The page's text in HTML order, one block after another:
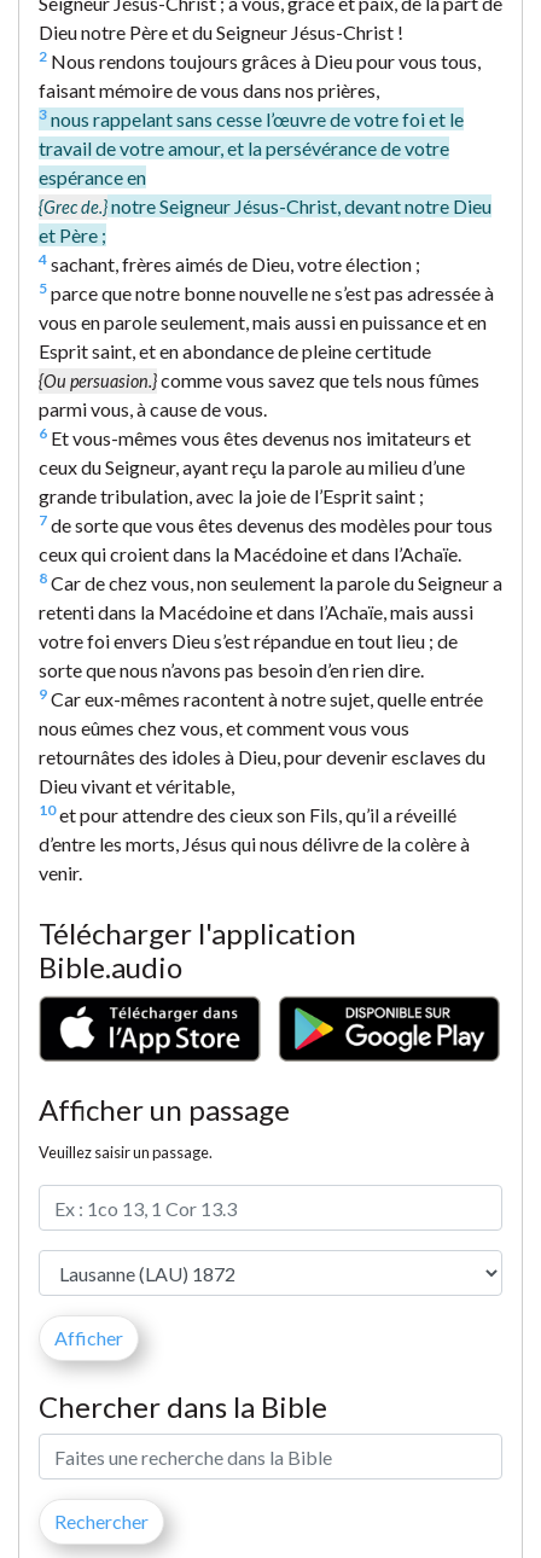
Dieu notre Père et du Seigneur Jésus-Christ !
2 Nous rendons toujours grâces à Dieu pour vous tous,
faisant mémoire de vous dans nos prières,
3 nous rappelant sans cesse l’œuvre de votre foi et le
travail de votre amour, et la persévérance de votre
espérance en
{Grec de.}notre Seigneur Jésus-Christ, devant notre Dieu
et Père ;
4 sachant, frères aimés de Dieu, votre élection ;
5 parce que notre bonne nouvelle ne s’est pas adressée à
vous en parole seulement, mais aussi en puissance et en
Esprit saint, et en abondance de pleine certitude
{Ou persuasion.}comme vous savez que tels nous fûmes
parmi vous, à cause de vous.
6 Et vous-mêmes vous êtes devenus nos imitateurs et
ceux du Seigneur, ayant reçu la parole au milieu d’une
grande tribulation, avec la joie de l’Esprit saint ;
7 de sorte que vous êtes devenus des modèles pour tous
ceux qui croient dans la Macédoine et dans l’Achaïe.
8 Car de chez vous, non seulement la parole du Seigneur a
retenti dans la Macédoine et dans l’Achaïe, mais aussi
votre foi envers Dieu s’est répandue en tout lieu ; de
sorte que nous n’avons pas besoin d’en rien dire.
9 Car eux-mêmes racontent à notre sujet, quelle entrée
nous eûmes chez vous, et comment vous vous
retournâtes des idoles à Dieu, pour devenir esclaves du
Dieu vivant et véritable,
10et pour attendre des cieux son Fils, qu’il a réveillé
d’entre les morts, Jésus qui nous délivre de la colère à
venir.
Télécharger l'application
Bible.audio
Afficher un passage
Veuillez saisir un passage.
Chercher dans la Bible